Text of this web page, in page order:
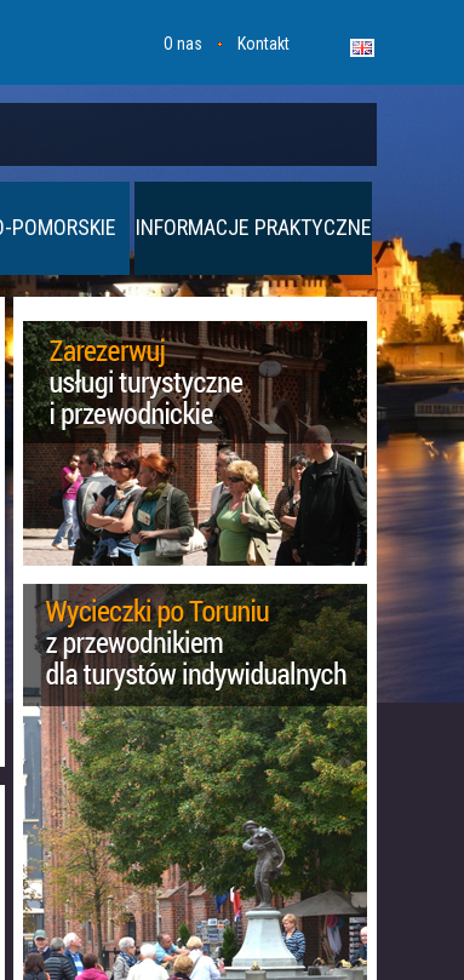
O nas Kontakt
POMORSKIE INFORMACJE PRAKTYCZNE
Katedra Świętojańska